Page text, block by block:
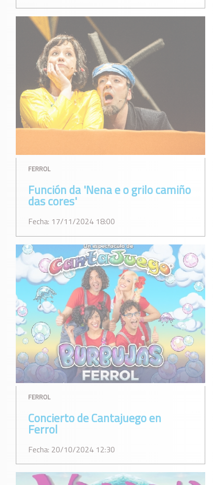
FERROL
Función da 'Nena e o grilo camiño
das cores'
Fecha: 17/11/2024 18:00
FERROL
Concierto de Cantajuego en
Ferrol
Fecha: 20/10/2024 12:30